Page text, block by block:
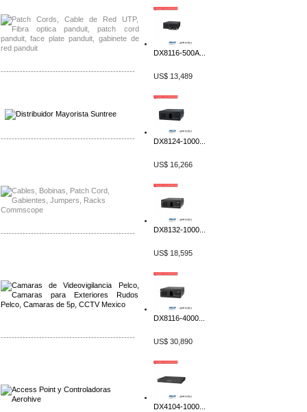
-------------------------------------------------
-------------------------------------------------
-------------------------------------------------
-------------------------------------------------
DX8116-500A...
US$ 13,489
DX8124-1000...
US$ 16,266
DX8132-1000...
US$ 18,595
DX8116-4000...
US$ 30,890
DX4104-1000...